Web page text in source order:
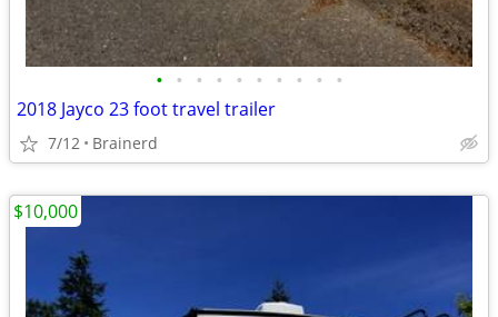
• • • • • • • • • •
2018 Jayco 23 foot travel trailer
7/12 Brainerd
$10,000